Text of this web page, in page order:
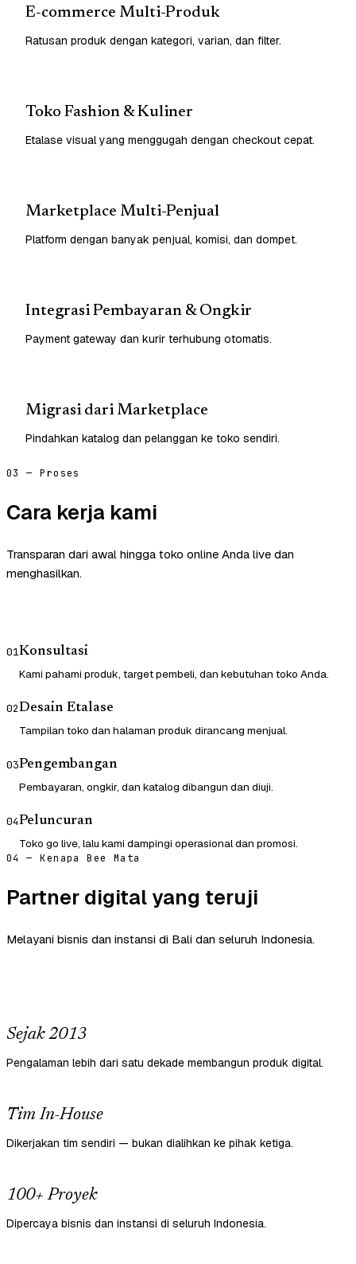
E-commerce Multi-Produk
Ratusan produk dengan kategori, varian, dan filter.
Toko Fashion & Kuliner
Etalase visual yang menggugah dengan checkout cepat.
Marketplace Multi-Penjual
Platform dengan banyak penjual, komisi, dan dompet.
Integrasi Pembayaran & Ongkir
Payment gateway dan kurir terhubung otomatis.
Migrasi dari Marketplace
Pindahkan katalog dan pelanggan ke toko sendiri.
03 — Proses
Cara kerja kami
Transparan dari awal hingga toko online Anda live dan
menghasilkan.
01Konsultasi
Kami pahami produk, target pembeli, dan kebutuhan toko Anda.
02Desain Etalase
Tampilan toko dan halaman produk dirancang menjual.
03Pengembangan
Pembayaran, ongkir, dan katalog dibangun dan diuji.
04Peluncuran
Toko go live, lalu kami dampingi operasional dan promosi.
04 — Kenapa Bee Mata
Partner digital yang teruji
Melayani bisnis dan instansi di Bali dan seluruh Indonesia.
Sejak 2013
Pengalaman lebih dari satu dekade membangun produk digital.
Tim In-House
Dikerjakan tim sendiri — bukan dialihkan ke pihak ketiga.
100+ Proyek
Dipercaya bisnis dan instansi di seluruh Indonesia.